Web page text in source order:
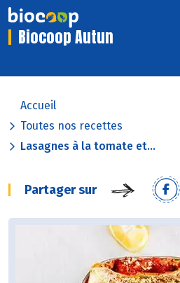
Biocoop Autun
Accueil
Toutes nos recettes
Lasagnes à la tomate et...
Partager sur